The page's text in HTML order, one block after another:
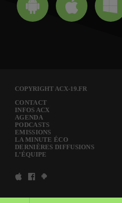
COPYRIGHT ACX-19.FR
CONTACT
INFOS ACX
AGENDA
PODCASTS
EMISSIONS
LA MINUTE ÉCO
DERNIÈRES DIFFUSIONS
L’ÉQUIPE